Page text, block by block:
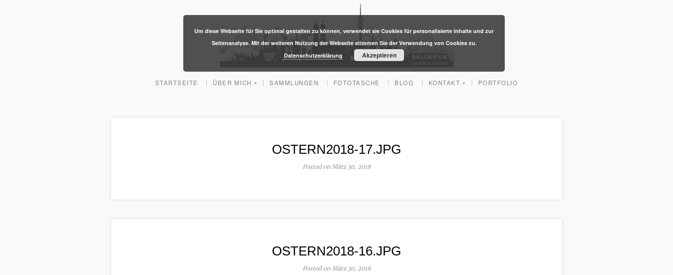
STARTSEITE ÜBER MICH SAMMLUNGEN FOTOTASCHE BLOG KONTAKT PORTFOLIO
OSTERN2018-17.JPG
Posted on März 30, 2018
OSTERN2018-16.JPG
Posted on März 30, 2018
​Um diese Webseite für Sie optimal gestalten zu können, verwendet sie Cookies für personalisierte Inhalte und zur
Seitenanalyse. Mit der weiteren Nutzung der Webseite stimmen Sie der Verwendung von Cookies zu.
Datenschutzerklärung
Akzeptieren